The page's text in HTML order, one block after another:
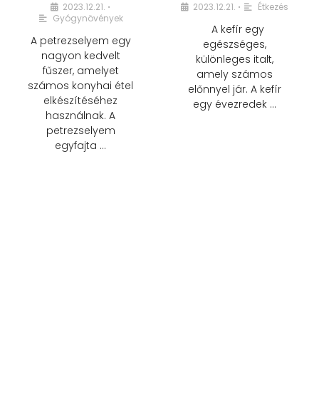
2023.12.21. •
Gyógynövények
A petrezselyem egy
nagyon kedvelt
fűszer, amelyet
számos konyhai étel
elkészítéséhez
használnak. A
petrezselyem
egyfajta …
2023.12.21. • Étkezés
A kefír egy
egészséges,
különleges italt,
amely számos
előnnyel jár. A kefír
egy évezredek …